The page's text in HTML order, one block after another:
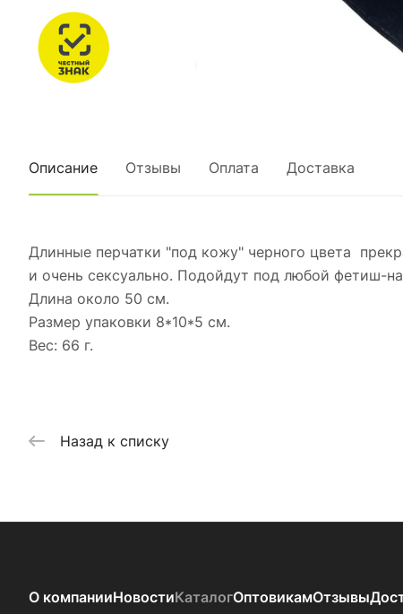
Описание Отзывы Оплата Доставка
Длинные перчатки "под кожу" черного цвета
и очень сексуально. Подойдут под любой фетиш-
Длина около 50 см.
Размер упаковки 8*10*5 см.
Вес: 66 г.
Назад к списку
О компанииНовостиКаталогОптовикамОтзывы